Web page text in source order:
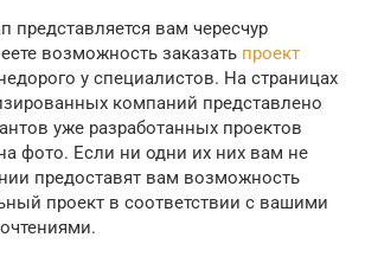
представляется вам чересчур
возможность заказать проект
у специалистов. На страницах
компаний представлено
уже разработанных проектов
фото. Если ни одни их них вам не
предоставят вам возможность
проект в соответствии с вашими